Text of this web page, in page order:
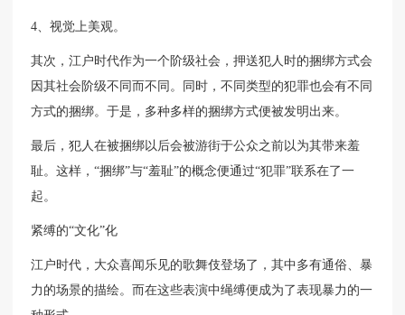
4、视觉上美观。
其次，江户时代作为一个阶级社会，押送犯人时的捆绑方式会
因其社会阶级不同而不同。同时，不同类型的犯罪也会有不同
方式的捆绑。于是，多种多样的捆绑方式便被发明出来。
最后，犯人在被捆绑以后会被游街于公众之前以为其带来羞
耻。这样，“捆绑”与“羞耻”的概念便通过“犯罪”联系在了一
起。
紧缚的“文化”化
江户时代，大众喜闻乐见的歌舞伎登场了，其中多有通俗、暴
力的场景的描绘。而在这些表演中绳缚便成为了表现暴力的一